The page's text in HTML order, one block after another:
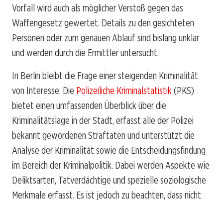
Vorfall wird auch als möglicher Verstoß gegen das
Waffengesetz gewertet. Details zu den gesichteten
Personen oder zum genauen Ablauf sind bislang unklar
und werden durch die Ermittler untersucht.
In Berlin bleibt die Frage einer steigenden Kriminalität
von Interesse. Die Polizeiliche Kriminalstatistik (PKS)
bietet einen umfassenden Überblick über die
Kriminalitätslage in der Stadt, erfasst alle der Polizei
bekannt gewordenen Straftaten und unterstützt die
Analyse der Kriminalität sowie die Entscheidungsfindung
im Bereich der Kriminalpolitik. Dabei werden Aspekte wie
Deliktsarten, Tatverdächtige und spezielle soziologische
Merkmale erfasst. Es ist jedoch zu beachten, dass nicht